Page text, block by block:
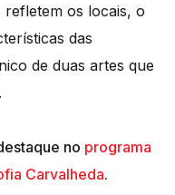
os locais, o
das
de duas artes que
no programa
Carvalheda.